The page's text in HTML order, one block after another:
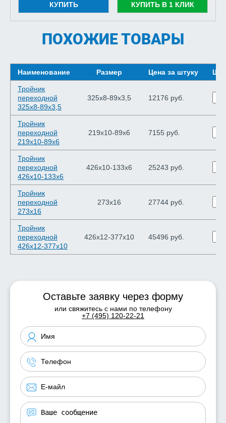
КУПИТЬ КУПИТЬ В 1 КЛИК
ПОХОЖИЕ ТОВАРЫ
Наименование Размер Цена за штуку
Тройник
переходной
325х8-89х3,5
325х8-89х3,5 12176 руб.
Тройник
переходной
219х10-89х6
219х10-89х6 7155 руб.
Тройник
переходной
426х10-133х6
426х10-133х6 25243 руб.
Тройник
переходной
273х16
273х16 27744 руб.
Тройник
переходной
426х12-377х10
426х12-377х10 45496 руб.
Оставьте заявку через форму
или свяжитесь с нами по телефону
+7 (495) 120-22-21